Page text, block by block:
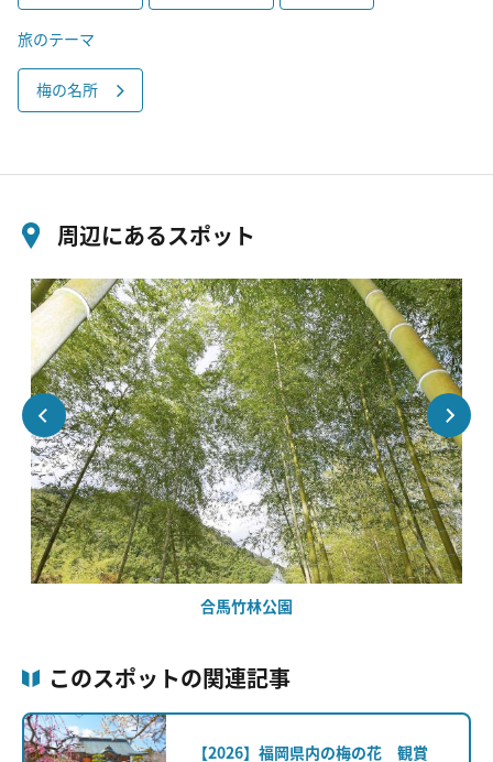
旅のテーマ
梅の名所
周辺にあるスポット
合馬竹林公園
このスポットの関連記事
【2026】福岡県内の梅の花 観賞